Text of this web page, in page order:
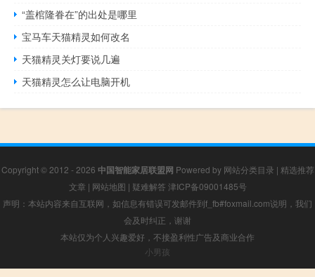
“盖棺隆眷在”的出处是哪里
宝马车天猫精灵如何改名
天猫精灵关灯要说几遍
天猫精灵怎么让电脑开机
Copyright © 2012 - 2026 中国智能家居联盟网 Powered by 网站分类目录 | 精选推荐
文章 | 网站地图 | 疑难解答 津ICP备09001485号
声明：本站内容来自互联网，如信息有错误可发邮件到f_fb#foxmail.com说明，我们
会及时纠正，谢谢
本站仅为个人兴趣爱好，不接盈利性广告及商业合作
小男孩